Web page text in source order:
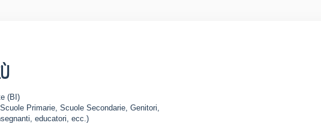
(BI)
Primarie, Scuole Secondarie, Genitori,
educatori, ecc.)